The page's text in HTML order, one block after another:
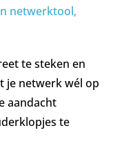
netwerktool,
te steken en
je netwerk wél op
aandacht
te